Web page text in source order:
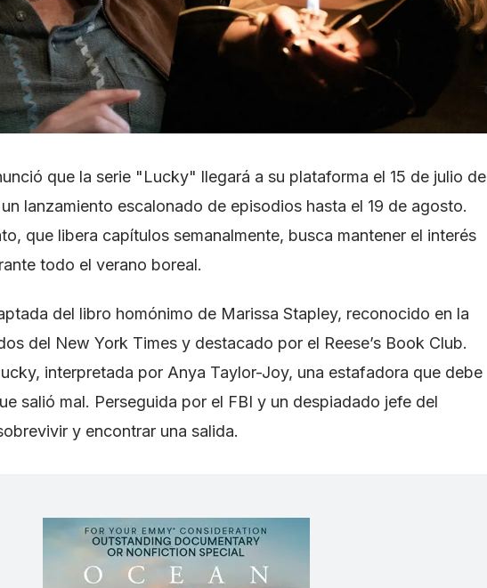
que la serie "Lucky" llegará a su plataforma el 15 de julio de
lanzamiento escalonado de episodios hasta el 19 de agosto.
que libera capítulos semanalmente, busca mantener el interés
todo el verano boreal.
del libro homónimo de Marissa Stapley, reconocido en la
del New York Times y destacado por el Reese’s Book Club.
interpretada por Anya Taylor-Joy, una estafadora que debe
salió mal. Perseguida por el FBI y un despiadado jefe del
y encontrar una salida.